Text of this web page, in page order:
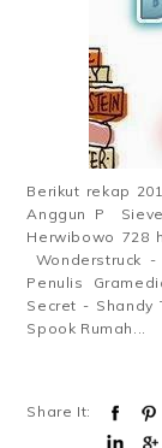
Berikut rekap
Anggun P
Herwibowo 728
Wonderstruck
Penulis
Secret - Shandy
Spook Rumah...
Share It: